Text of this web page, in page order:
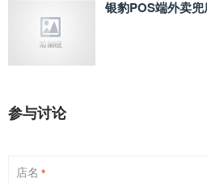
银豹POS端外卖
参与讨论
店名 *